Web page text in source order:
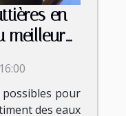
en
meilleur
pour
des eaux